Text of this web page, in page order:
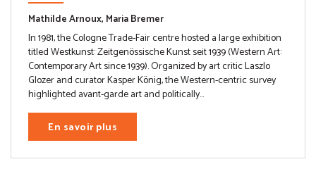
Mathilde Arnoux, Maria Bremer
In 1981, the Cologne Trade-Fair centre hosted a large exhibition
titled Westkunst: Zeitgenössische Kunst seit 1939 (Western Art:
Contemporary Art since 1939). Organized by art critic Laszlo
Glozer and curator Kasper König, the Western-centric survey
highlighted avant-garde art and politically...
En savoir plus